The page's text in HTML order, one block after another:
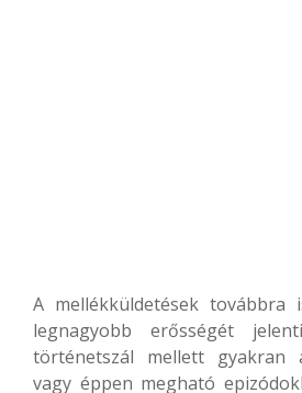
A mellékküldetések
legnagyobb erősségét
történetszál mellett gyakran
vagy éppen megható